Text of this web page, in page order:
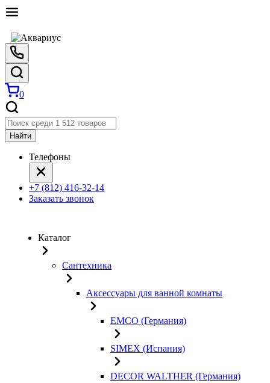
0
Найти
Телефоны
+7 (812) 416-32-14
Заказать звонок
Каталог
Сантехника
Аксессуары для ванной комнаты
EMCO (Германия)
SIMEX (Испания)
DECOR WALTHER (Германия)